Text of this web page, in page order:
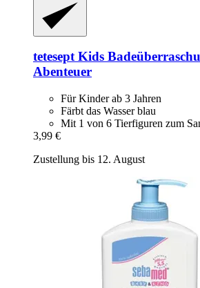
teteseptKids
Abenteuer
Für Kinder ab 3 Jahren
Färbt das Wasser blau
Mit 1 von 6 Tierfiguren zum
3,99 €
Zustellung bis 12. August